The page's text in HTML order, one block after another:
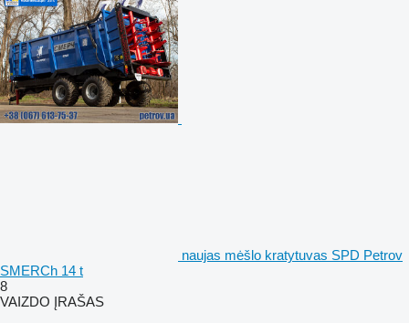
naujas mėšlo kratytuvas SPD Petrov
SMERCh 14 t
8
VAIZDO ĮRAŠAS